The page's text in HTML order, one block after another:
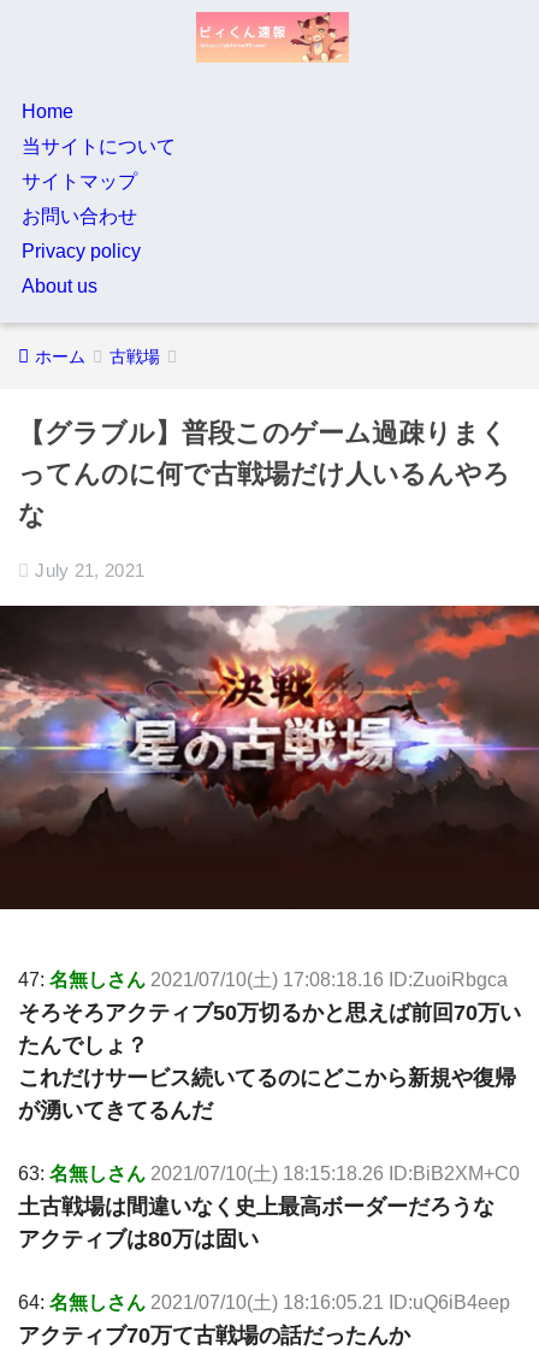
Home
当サイトについて
サイトマップ
お問い合わせ
Privacy policy
About us
ホーム 古戦場
【グラブル】普段このゲーム過疎りまく
ってんのに何で古戦場だけ人いるんやろ
な
July 21, 2021
47: 名無しさん 2021/07/10(土) 17:08:18.16 ID:ZuoiRbgca
そろそろアクティブ50万切るかと思えば前回70万い
たんでしょ？
これだけサービス続いてるのにどこから新規や復帰
が湧いてきてるんだ
63: 名無しさん 2021/07/10(土) 18:15:18.26 ID:BiB2XM+C0
土古戦場は間違いなく史上最高ボーダーだろうな
アクティブは80万は固い
64: 名無しさん 2021/07/10(土) 18:16:05.21 ID:uQ6iB4eep
アクティブ70万て古戦場の話だったんか